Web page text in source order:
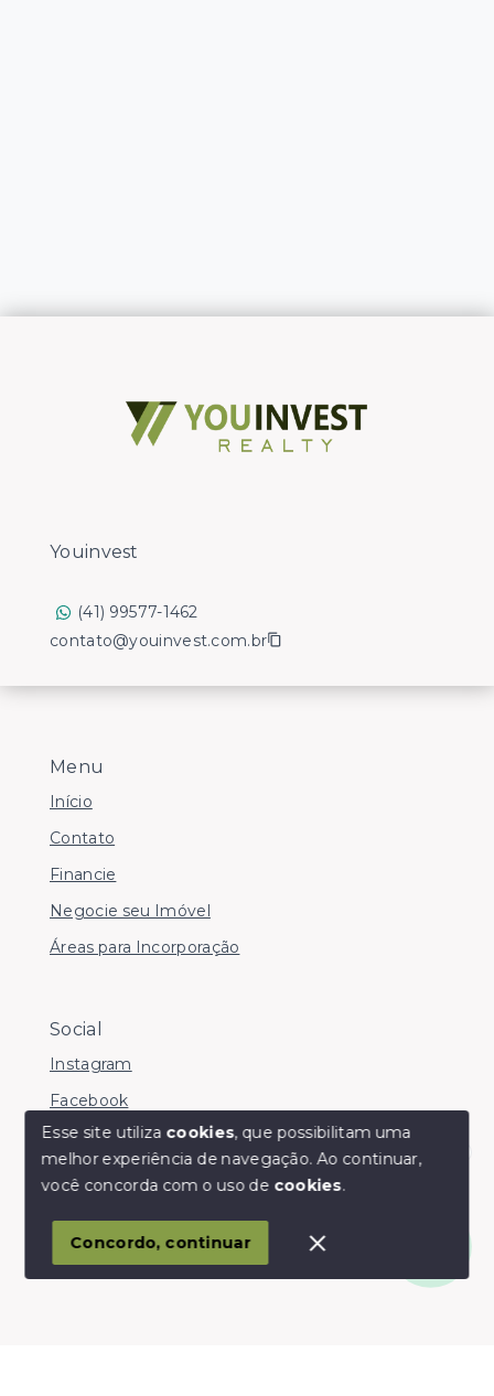
Olá! somos da Linkmob, como podemos ajudar?
Menu
Início
Contato
Financie
Negocie seu Imóvel
Áreas para Incorporação
Social
Instagram
Facebook
© Copyright 2026 - Youinvest - Todos os direitos
SITE PARA IMOBILIARIA
Youinvest
(41) 99577-1462
contato@youinvest.com.br
Esse site utiliza cookies, que possibilitam uma
melhor experiência de navegação.Ao continuar,
você concorda com o uso de cookies.
Concordo, continuar